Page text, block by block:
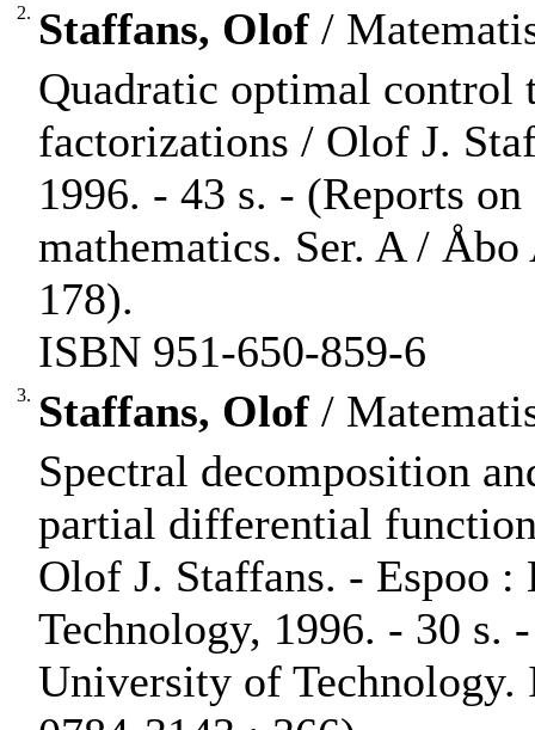
2. Staffans, Olof /
Quadratic optimal control
factorizations / Olof J.
1996. - 43 s. - (Reports
mathematics. Ser. A /
178).
ISBN 951-650-859-6
3. Staffans, Olof /
Spectral decomposition
partial differential
Olof J. Staffans. - Espoo
Technology, 1996. - 30 s.
University of